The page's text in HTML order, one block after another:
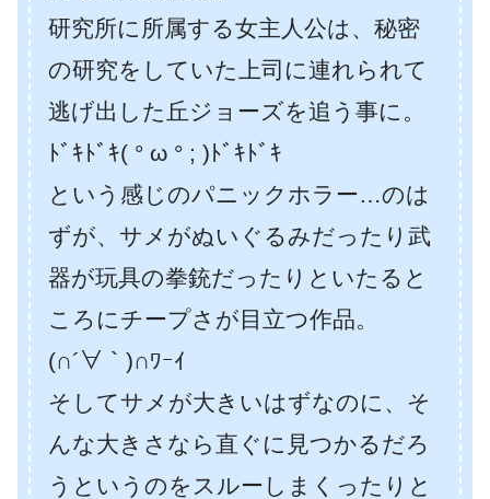
研究所に所属する女主人公は、秘密
の研究をしていた上司に連れられて
逃げ出した丘ジョーズを追う事に。
ﾄﾞｷﾄﾞｷ( ° ω ° ; )ﾄﾞｷﾄﾞｷ
という感じのパニックホラー…のは
ずが、サメがぬいぐるみだったり武
器が玩具の拳銃だったりといたると
ころにチープさが目立つ作品。
(∩´∀｀)∩ﾜｰｲ
そしてサメが大きいはずなのに、そ
んな大きさなら直ぐに見つかるだろ
うというのをスルーしまくったりと